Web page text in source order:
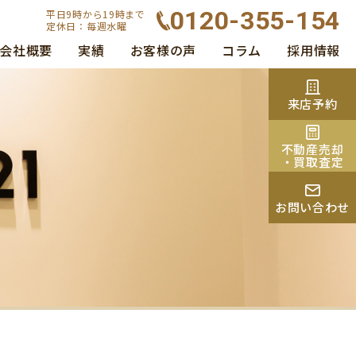
平日9時から19時まで
定休日：毎週水曜
0120-355-154
会社概要 実績 お客様の声 コラム 採用情報
来店予約
不動産売却
・買取査定
お問い合わせ